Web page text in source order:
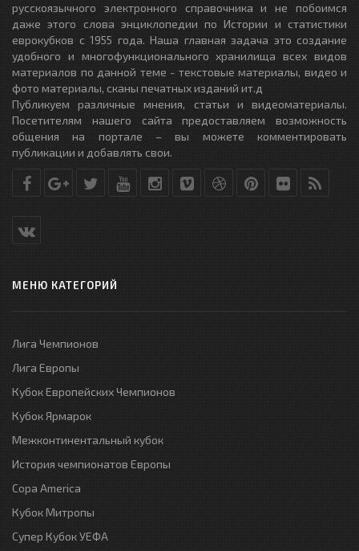
русскоязычного электронного справочника и не побоимся
даже этого слова энциклопедии по Истории и статистики
еврокубков с 1955 года. Наша главная задача это создание
удобного и многофункционального хранилища всех видов
материалов по данной теме - текстовые материалы, видео и
фото материалы, сканы печатных изданий ит.д
Публикуем различные мнения, статьи и видеоматериалы.
Посетителям нашего сайта предоставляем возможность
общения на портале – вы можете комментировать
публикации и добавлять свои.
МЕНЮ КАТЕГОРИЙ
Лига Чемпионов
Лига Европы
Кубок Европейских Чемпионов
Кубок Ярмарок
Межконтинентальный кубок
История чемпионатов Европы
Copa America
Кубок Митропы
Супер Кубок УЕФА